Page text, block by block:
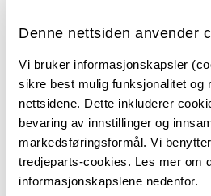
Denne nettsiden anvender
Vi bruker informasjonskapsler
sikre best mulig funksjonalitet og
nettsidene. Dette inkluderer
bevaring av innstillinger og
markedsføringsformål. Vi
tredjeparts-cookies. Les mer om
informasjonskapslene nedenfor.
innvandrergrupper.
Forsker Monika Dybdahl
førsteamanuensis
representanter i det nye
består av 14 medlemmer
og forskningssektoren,
spesialisthelsetjenesten,